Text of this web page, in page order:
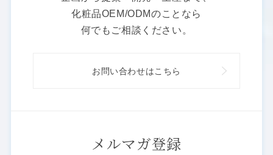
化粧品OEM/ODMのことなら
何でもご相談ください。
お問い合わせはこちら
メルマガ登録